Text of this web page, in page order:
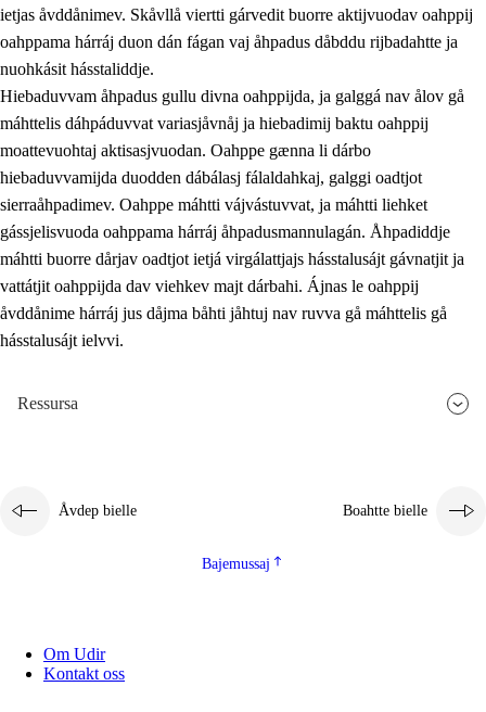
ietjas åvddånimev. Skåvllå viertti gárvedit buorre aktijvuodav oahppij
oahppama hárráj duon dán fágan vaj åhpadus dåbddu rijbadahtte ja
nuohkásit hásstaliddje.
Hiebaduvvam åhpadus gullu divna oahppijda, ja galggá nav ålov gå
máhttelis dáhpáduvvat variasjåvnåj ja hiebadimij baktu oahppij
moattevuohtaj aktisasjvuodan. Oahppe gænna li dárbo
hiebaduvvamijda duodden dábálasj fálaldahkaj, galggi oadtjot
sierraåhpadimev. Oahppe máhtti vájvástuvvat, ja máhtti liehket
gássjelisvuoda oahppama hárráj åhpadusmannulagán. Åhpadiddje
máhtti buorre dårjav oadtjot ietjá virgálattjajs hásstalusájt gávnatjit ja
vattátjit oahppijda dav viehkev majt dárbahi. Ájnas le oahppij
åvddånime hárráj jus dåjma båhti jåhtuj nav ruvva gå máhttelis gå
hásstalusájt ielvvi.
Ressursa
Åvdep bielle Boahtte bielle
Bajemussaj
Om Udir
Kontakt oss